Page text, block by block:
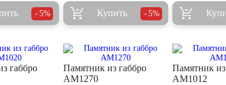
5% Купить 5%
габбро
Памятник из габбро
AM1270
Памятник из
AM1012